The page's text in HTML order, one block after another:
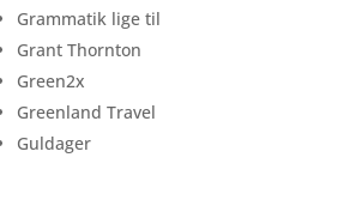
Grammatik lige til
Grant Thornton
Green2x
Greenland Travel
Guldager